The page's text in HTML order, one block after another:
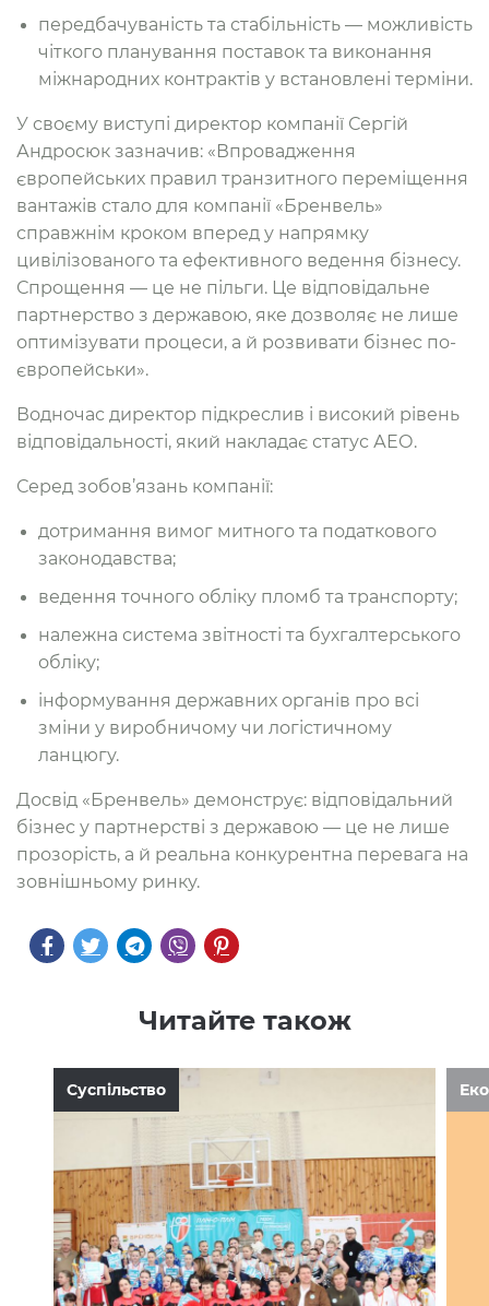
передбачуваність та стабільність — можливість
чіткого планування поставок та виконання
міжнародних контрактів у встановлені терміни.
У своєму виступі директор компанії Сергій
Андросюк зазначив: «Впровадження
європейських правил транзитного переміщення
вантажів стало для компанії «Бренвель»
справжнім кроком вперед у напрямку
цивілізованого та ефективного ведення бізнесу.
Спрощення — це не пільги. Це відповідальне
партнерство з державою, яке дозволяє не лише
оптимізувати процеси, а й розвивати бізнес по-
європейськи».
Водночас директор підкреслив і високий рівень
відповідальності, який накладає статус АЕО.
Серед зобов’язань компанії:
дотримання вимог митного та податкового
законодавства;
ведення точного обліку пломб та транспорту;
належна система звітності та бухгалтерського
обліку;
інформування державних органів про всі
зміни у виробничому чи логістичному
ланцюгу.
Досвід «Бренвель» демонструє: відповідальний
бізнес у партнерстві з державою — це не лише
прозорість, а й реальна конкурентна перевага на
зовнішньому ринку.
Читайте також
Суспільство